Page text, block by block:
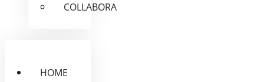
COLLABORA
HOME